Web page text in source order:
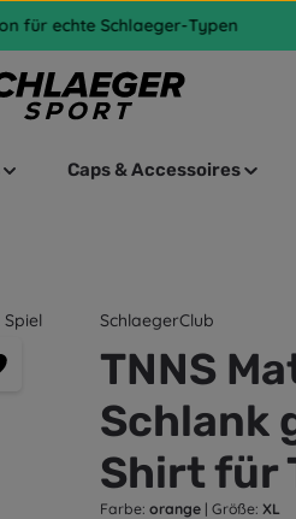
für echte Schlaeger-Typen
Caps & Accessoires
SchlaegerClub
TNNS
Schlank
Shirt für
Farbe: orange | Größe: XL